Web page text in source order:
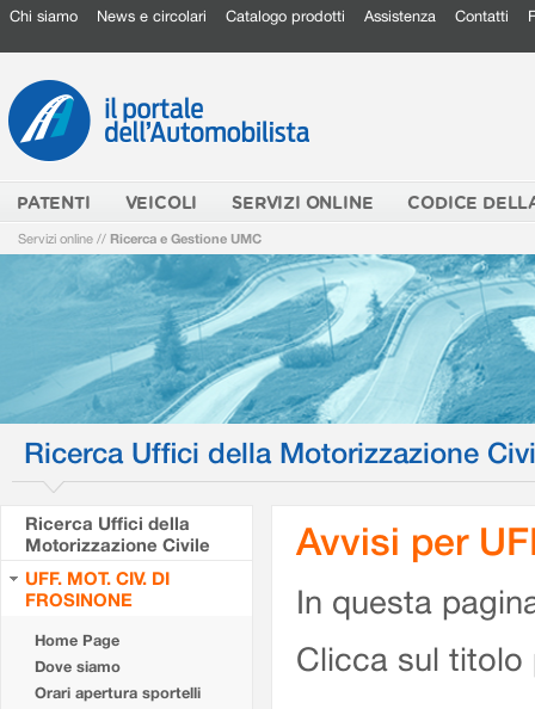
Chi siamo News e circolari Catalogo prodotti Assistenza Contatti
PATENTI VEICOLI SERVIZI ONLINE CODICE
Servizi online // Ricerca e Gestione UMC
Ricerca Uffici della Motorizzazione
Ricerca Uffici della
Motorizzazione Civile
UFF. MOT. CIV. DI
FROSINONE
Home Page
Dove siamo
Orari apertura sportelli
Avvisi per
In questa
Clicca sul titolo